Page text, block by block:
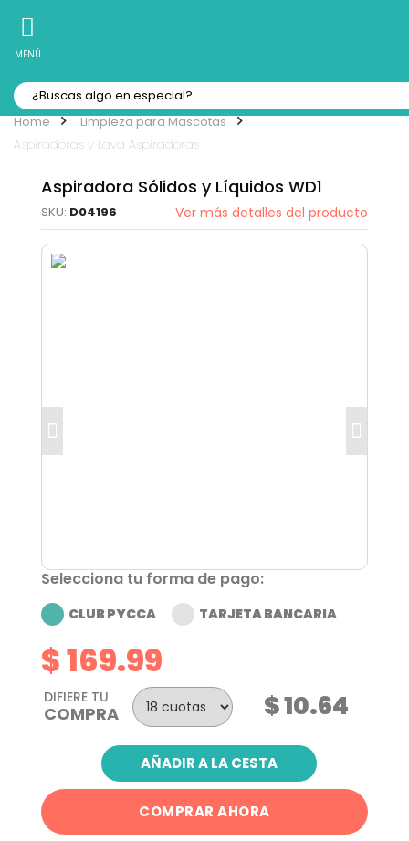
MENÚ
Limpieza para Mascotas
Aspiradoras y Lava Aspiradoras
Aspiradora Sólidos y Líquidos WD1
D04196 Ver más detalles del producto
Selecciona tu forma de pago:
CLUB PYCCA TARJETA BANCARIA
$ 169.99
DIFIERE TU
COMPRA $ 10.64
AÑADIR A LA CESTA
COMPRAR